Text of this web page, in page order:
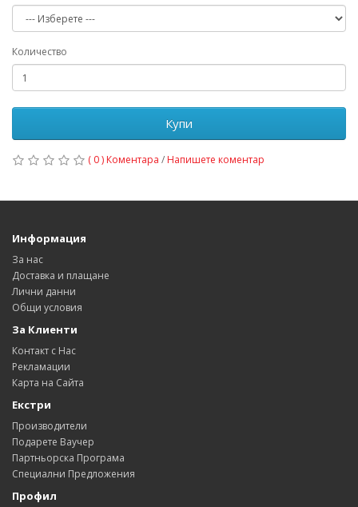
Количество
Купи
( 0 ) Коментара / Напишете коментар
Информация
За нас
Доставка и плащане
Лични данни
Общи условия
За Клиенти
Контакт с Нас
Рекламации
Карта на Сайта
Екстри
Производители
Подарете Ваучер
Партньорска Програма
Специални Предложения
Профил